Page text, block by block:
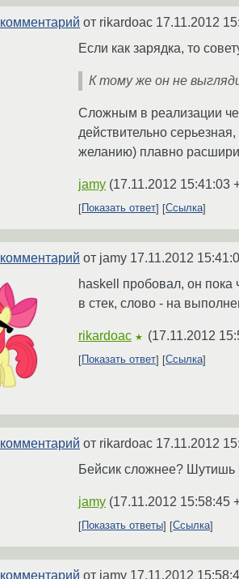
комментарий от rikardoac 17.11.2012
Если как зарядка, то
К тому же он не
Сложным в реализации
действительно
желанию) плавно
jamy (17.11.2012 15:41:03
Показать ответ Ссылка
комментарий от jamy 17.11.2012
haskell пробовал, он пока
в стек, слово - на
rikardoac ★ (17.11.2012
Показать ответ
Ссылка
комментарий от rikardoac 17.11.2012
Бейсик сложнее? Шутишь
jamy (17.11.2012 15:58:45
Показать ответы Ссылка
комментарий от jamy 17.11.2012